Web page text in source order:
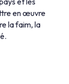
en œuvre
la faim, la